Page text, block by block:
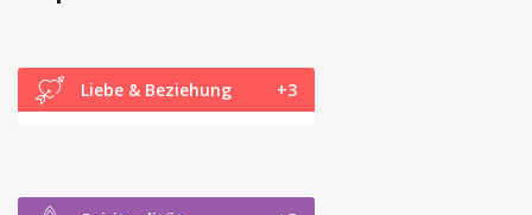
Liebe & Beziehung +3